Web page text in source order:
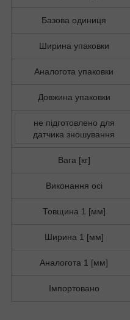
Базова одиниця
Ширина упаковки
Аналогота упаковки
Довжина упаковки
не підготовлено для
датчика зношування
Вага [кг]
Виконання осі
Товщина 1 [мм]
Ширина 1 [мм]
Аналогота 1 [мм]
Імпортовано